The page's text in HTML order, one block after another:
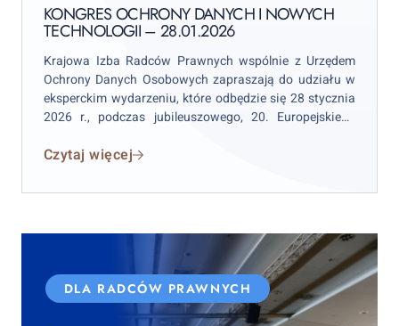
Nowych
Technologii
28.01.2026
KONGRES OCHRONY DANYCH I NOWYCH
TECHNOLOGII – 28.01.2026
Krajowa Izba Radców Prawnych wspólnie z Urzędem
Ochrony Danych Osobowych zapraszają do udziału w
eksperckim wydarzeniu, które odbędzie się 28 stycznia
2026 r., podczas jubileuszowego, 20. Europejskiego
jedną z najważniejszych ogólnopolskich platform
danych osobowych, nowych technologii oraz regulacji
Czytaj więcej
DLA RADCÓW PRAWNYCH